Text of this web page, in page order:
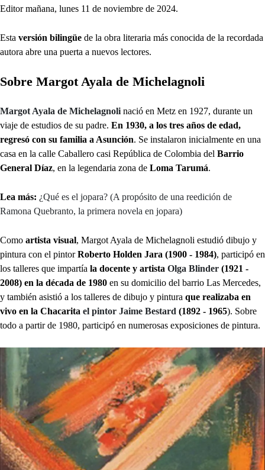
Editor mañana, lunes 11 de noviembre de 2024.
Esta versión bilingüe de la obra literaria más conocida de la recordada
autora abre una puerta a nuevos lectores.
Sobre Margot Ayala de Michelagnoli
Margot Ayala de Michelagnoli nació en Metz en 1927, durante un
viaje de estudios de su padre. En 1930, a los tres años de edad,
regresó con su familia a Asunción. Se instalaron inicialmente en una
casa en la calle Caballero casi República de Colombia del Barrio
General Díaz, en la legendaria zona de Loma Tarumá.
Lea más: ¿Qué es el jopara? (A propósito de una reedición de
Ramona Quebranto, la primera novela en jopara)
Como artista visual, Margot Ayala de Michelagnoli estudió dibujo y
pintura con el pintorRoberto Holden Jara (1900 - 1984), participó en
los talleres que impartía la docente y artista Olga Blinder (1921 -
2008) en la década de 1980 en su domicilio del barrio Las Mercedes,
y también asistió a los talleres de dibujo y pintura que realizaba en
vivo en la Chacarita el pintor Jaime Bestard (1892 - 1965). Sobre
todo a partir de 1980, participó en numerosas exposiciones de pintura.